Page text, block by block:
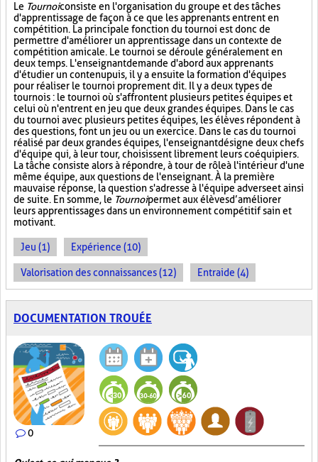
Le Tournoiconsiste en l'organisation du groupe et des tâches
d'apprentissage de façon à ce que les apprenants entrent en
compétition. La principale fonction du tournoi est donc de
permettre d'améliorer un apprentissage dans un contexte de
compétition amicale. Le tournoi se déroule généralement en
deux temps. L'enseignant demande d'abord aux apprenants
d'étudier un contenu puis, il y a ensuite la formation d'équipes
pour réaliser le tournoi proprement dit. Il y a deux types de
tournois : le tournoi où s'affrontent plusieurs petites équipes et
celui où n'entrent en jeu que deux grandes équipes. Dans le cas
du tournoi avec plusieurs petites équipes, les élèves répondent à
des questions, font un jeu ou un exercice. Dans le cas du tournoi
réalisé par deux grandes équipes, l'enseignant désigne deux chefs
d'équipe qui, à leur tour, choisissent librement leurs coéquipiers.
La tâche consiste alors à répondre, à tour de rôle à l'intérieur d'une
même équipe, aux questions de l'enseignant. À la première
mauvaise réponse, la question s'adresse à l'équipe adverse et ainsi
de suite. En somme, le Tournoipermet aux élèves d’améliorer
leurs apprentissages dans un environnement compétitif sain et
motivant.
Jeu (1) Expérience (10)
Valorisation des connaissances (12) Entraide (4)
DOCUMENTATION TROUÉE
0